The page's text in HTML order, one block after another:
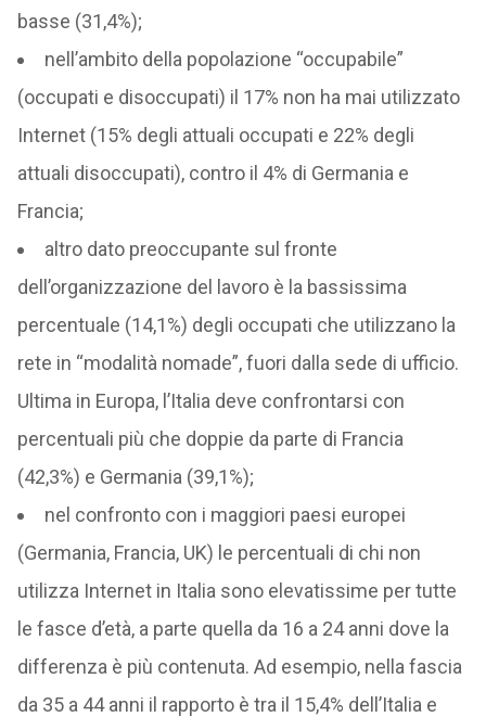
basse (31,4%);
nell’ambito della popolazione “occupabile”
(occupati e disoccupati) il 17% non ha mai utilizzato
Internet (15% degli attuali occupati e 22% degli
attuali disoccupati), contro il 4% di Germania e
Francia;
altro dato preoccupante sul fronte
dell’organizzazione del lavoro è la bassissima
percentuale (14,1%) degli occupati che utilizzano la
rete in “modalità nomade”, fuori dalla sede di ufficio.
Ultima in Europa, l’Italia deve confrontarsi con
percentuali più che doppie da parte di Francia
(42,3%) e Germania (39,1%);
nel confronto con i maggiori paesi europei
(Germania, Francia, UK) le percentuali di chi non
utilizza Internet in Italia sono elevatissime per tutte
le fasce d’età, a parte quella da 16 a 24 anni dove la
differenza è più contenuta. Ad esempio, nella fascia
da 35 a 44 anni il rapporto è tra il 15,4% dell’Italia e